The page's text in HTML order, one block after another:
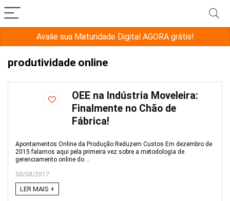
Avalie sua Maturidade Digital AGORA grátis!
produtividade online
OEE na Indústria Moveleira:
Finalmente no Chão de
Fábrica!
Apontamentos Online da Produção Reduzem Custos Em dezembro de
2015 falamos aqui pela primeira vez sobre a metodologia de
gerenciamento online do ...
30/08/2017
LER MAIS +